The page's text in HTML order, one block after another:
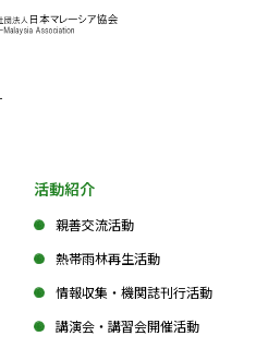
活動紹介
親善交流活動
熱帯雨林再生活動
情報収集・機関誌刊行活動
講演会・講習会開催活動